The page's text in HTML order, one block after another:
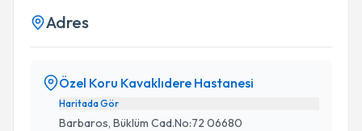
Adres
Özel Koru Kavaklıdere Hastanesi
Haritada Gör
Barbaros, Büklüm Cad.No:72 06680